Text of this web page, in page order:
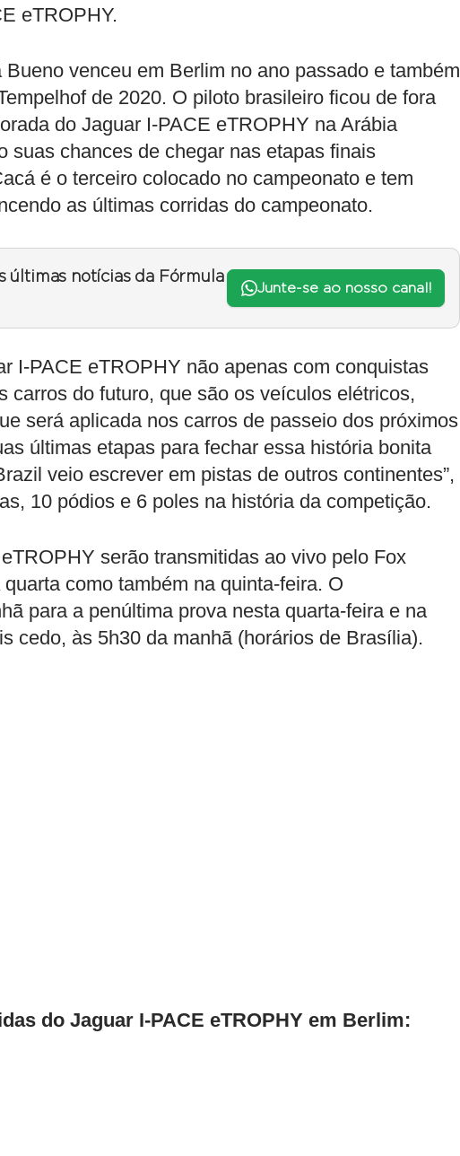
eTROPHY.
venceu em Berlim no ano passado e também
de 2020. O piloto brasileiro ficou de fora
do Jaguar I-PACE eTROPHY na Arábia
suas chances de chegar nas etapas finais
é o terceiro colocado no campeonato e tem
as últimas corridas do campeonato.
últimas notícias da Fórmula
Junte-se ao nosso canal!
I-PACE eTROPHY não apenas com conquistas
carros do futuro, que são os veículos elétricos,
será aplicada nos carros de passeio dos próximos
últimas etapas para fechar essa história bonita
veio escrever em pistas de outros continentes”,
10 pódios e 6 poles na história da competição.
serão transmitidas ao vivo pelo Fox
como também na quinta-feira. O
para a penúltima prova nesta quarta-feira e na
cedo, às 5h30 da manhã (horários de Brasília).
do Jaguar I-PACE eTROPHY em Berlim: